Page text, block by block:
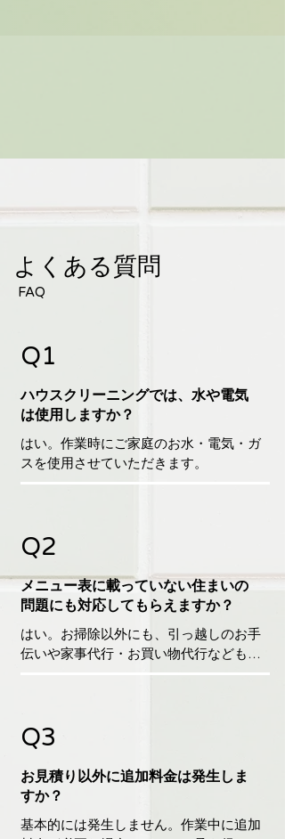
​よくある質問
​FAQ
Q1
ハウスクリーニングでは、水や電気
は使用しますか？
はい。作業時にご家庭のお水・電気・ガ
スを使用させていただきます。
Q2
メニュー表に載っていない住まいの
問題にも対応してもらえますか？
はい。お掃除以外にも、引っ越しのお手
伝いや家事代行・お買い物代行などもご
依頼頂いております。こんなことまで頼
ご相談ください。
Q3
お見積り以外に追加料金は発生しま
すか？
基本的には発生しません。作業中に追加